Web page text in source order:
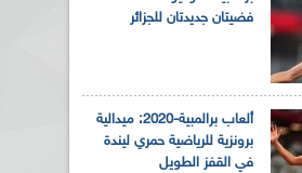
فضيتان جديدتان للجزائر
ألعاب برالمبية-2020: ميدالية
برونزية للرياضية حمري ليندة
في القفز الطويل